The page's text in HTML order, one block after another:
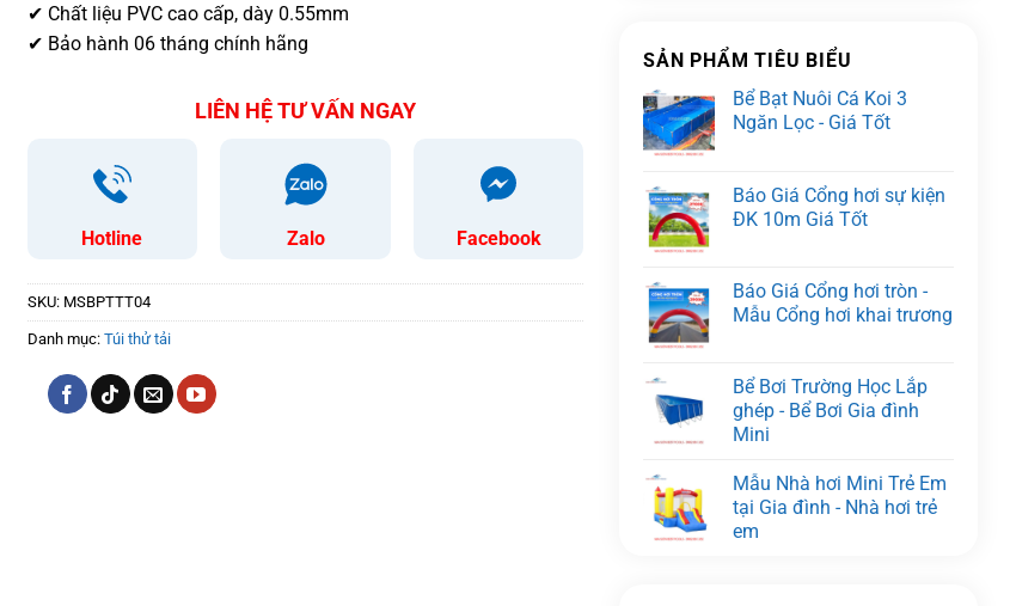
✔ Chất liệu PVC cao cấp, dày 0.55mm
✔ Bảo hành 06 tháng chính hãng
LIÊN HỆ TƯ VẤN NGAY
Hotline Zalo Facebook
SKU: MSBPTTT04
Danh mục: Túi thử tải
SẢN PHẨM TIÊU BIỂU
Bể Bạt Nuôi Cá Koi 3
Ngăn Lọc - Giá Tốt
Báo Giá Cổng hơi sự kiện
ĐK 10m Giá Tốt
Báo Giá Cổng hơi tròn -
Mẫu Cổng hơi khai trương
Bể Bơi Trường Học Lắp
ghép - Bể Bơi Gia đình
Mini
Mẫu Nhà hơi Mini Trẻ Em
tại Gia đình - Nhà hơi trẻ
em